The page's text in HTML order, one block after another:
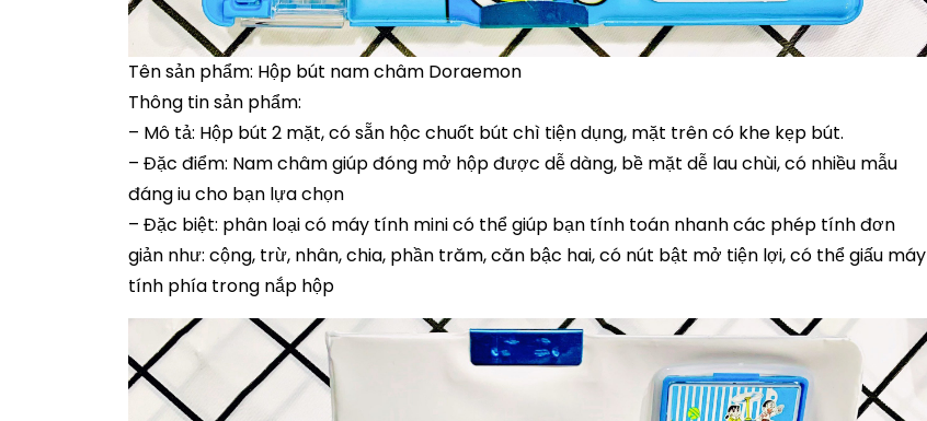
Tên sản phẩm: Hộp bút nam châm Doraemon
Thông tin sản phẩm:
– Mô tả: Hộp bút 2 mặt, có sẵn hộc chuốt bút chì tiện dụng, mặt trên có khe kẹp bút.
– Đặc điểm: Nam châm giúp đóng mở hộp được dễ dàng, bề mặt dễ lau chùi, có nhiều mẫu
đáng iu cho bạn lựa chọn
– Đặc biệt: phân loại có máy tính mini có thể giúp bạn tính toán nhanh các phép tính đơn
giản như: cộng, trừ, nhân, chia, phần trăm, căn bậc hai, có nút bật mở tiện lợi, có thể giấu máy
tính phía trong nắp hộp